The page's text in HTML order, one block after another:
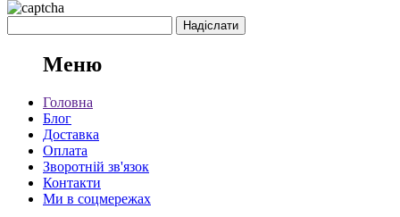
Меню
Головна
Блог
Доставка
Оплата
Зворотній зв'язок
Контакти
Ми в соцмережах